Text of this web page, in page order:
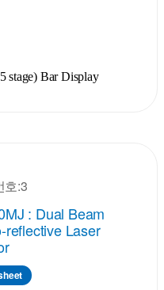
Bar Display
호:3
: Dual Beam
reflective Laser